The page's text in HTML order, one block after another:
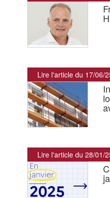
Lire l'article du 17/06/
Lire l'article du 28/01/